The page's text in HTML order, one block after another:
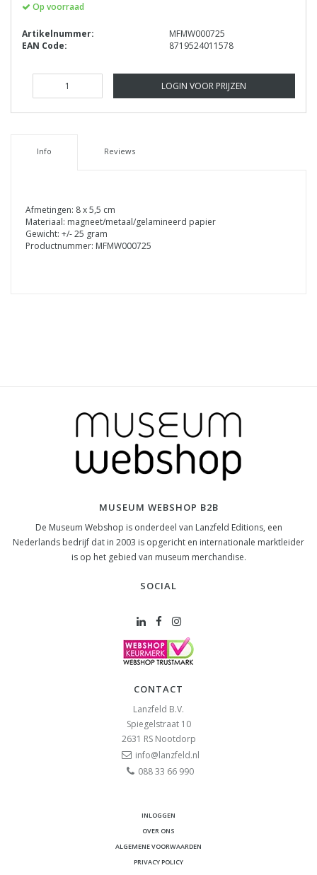
Op voorraad
Artikelnummer:
MFMW000725
EAN Code:
8719524011578
LOGIN VOOR PRIJZEN
Info Reviews
Afmetingen: 8 x 5,5 cm
Materiaal: magneet/metaal/gelamineerd papier
Gewicht: +/- 25 gram
Productnummer: MFMW000725
MUSEUM WEBSHOP B2B
De Museum Webshop is onderdeel van Lanzfeld Editions, een
Nederlands bedrijf dat in 2003 is opgericht en internationale marktleider
is op het gebied van museum merchandise.
SOCIAL
CONTACT
Lanzfeld B.V.
Spiegelstraat 10
2631 RS Nootdorp
info@lanzfeld.nl
088 33 66 990
INLOGGEN
OVER ONS
ALGEMENE VOORWAARDEN
PRIVACY POLICY